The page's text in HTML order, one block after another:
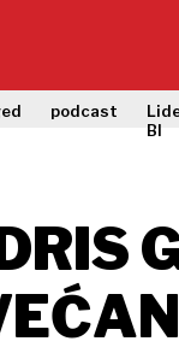
podcast
BI